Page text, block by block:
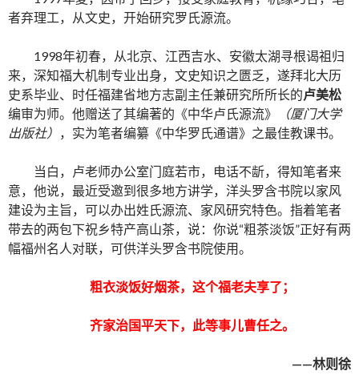
者弃理工，从文史，开始研究罗氏源流。
1998年初春，从北京、江西吉水、安徽太湖寻根谒祖归
来，深知福大机制专业出身，文史知识之匮乏，遂拜北大历
史系毕业、时任福建省地方志副主任兼研究所所长的卢美松
编审为师。他赠送了其编著的《中华卢氏源流》
（厦门大学
出版社） ，实为笔者编纂《中华罗氏通谱》之最佳教课书。
当白，卢老师办公室门庭若市，电话不龂，得知笔者来
意，他说，最近受邀到很多地方讲学，洋头罗含书院以家风
建设为主旨，可以办出姓氏源流、家风研究特色。指着笔者
带去的两包下祝乡特产高山茶，说：你说“粗茶淡饭”正好有两
幅福州名人对联，可供洋头罗含书院使用。
粗衣淡饭好烟茶，这个福老夫享了；
齐家治国平天下，此等事儿曹任之。
——林则徐